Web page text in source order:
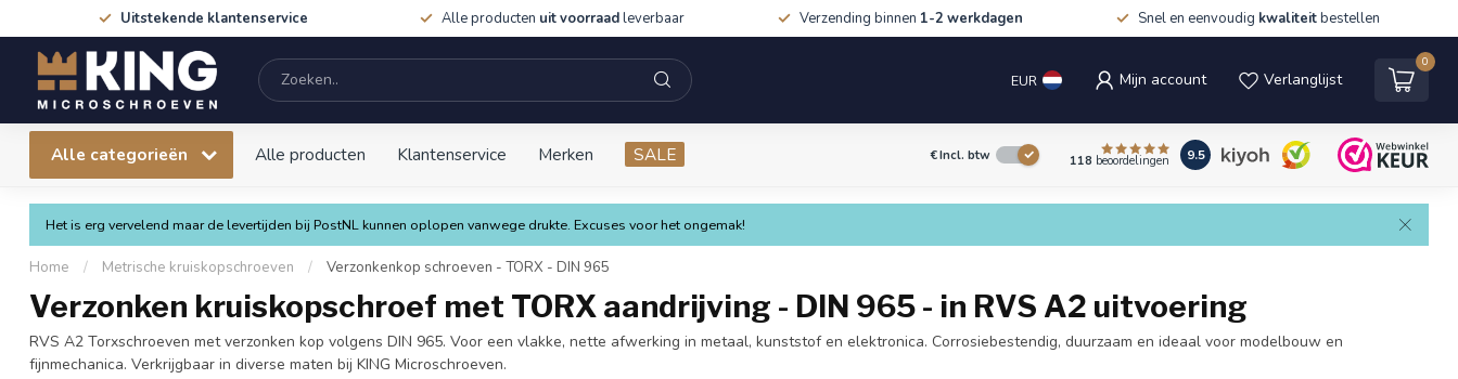
Uitstekende klantenservice Alle producten uit voorraadleverbaar Verzending binnen 1-2 werkdagen Snel en eenvoudig kwaliteitbestellen
EUR Mijn account Verlanglijst
0
Alle categorieën Alle producten Klantenservice Merken SALE €Incl. btw 118 beoordelingen 9.5
Het is erg vervelend maar de levertijden bij PostNL kunnen oplopen vanwege drukte. Excuses voor het ongemak!
Home / Metrische kruiskopschroeven / Verzonkenkop schroeven - TORX - DIN 965
Verzonken kruiskopschroef met TORX aandrijving - DIN 965 - in RVS A2 uitvoering
RVS A2 Torxschroeven met verzonken kop volgens DIN 965. Voor een vlakke, nette afwerking in metaal, kunststof en elektronica. Corrosiebestendig, duurzaam en ideaal voor modelbouw en
fijnmechanica. Verkrijgbaar in diverse maten bij KING Microschroeven.